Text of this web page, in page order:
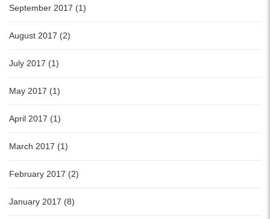
September 2017 (1)
August 2017 (2)
July 2017 (1)
May 2017 (1)
April 2017 (1)
March 2017 (1)
February 2017 (2)
January 2017 (8)